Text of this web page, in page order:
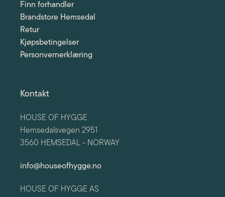
Finn forhandler
Brandstore Hemsedal
Retur
Kjøpsbetingelser
Personvernerklæring
Kontakt
HOUSE OF HYGGE
Hemsedalsvegen 2951
3560 HEMSEDAL - NORWAY
info@houseofhygge.no
HOUSE OF HYGGE AS